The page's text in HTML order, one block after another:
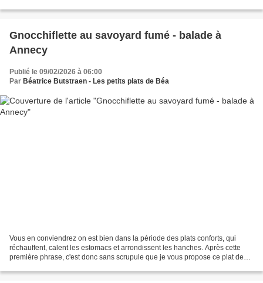
Gnocchiflette au savoyard fumé - balade à
Annecy
Publié le 09/02/2026 à 06:00
Par Béatrice Butstraen - Les petits plats de Béa
Vous en conviendrez on est bien dans la période des plats conforts, qui
réchauffent, calent les estomacs et arrondissent les hanches. Après cette
première phrase, c'est donc sans scrupule que je vous propose ce plat de